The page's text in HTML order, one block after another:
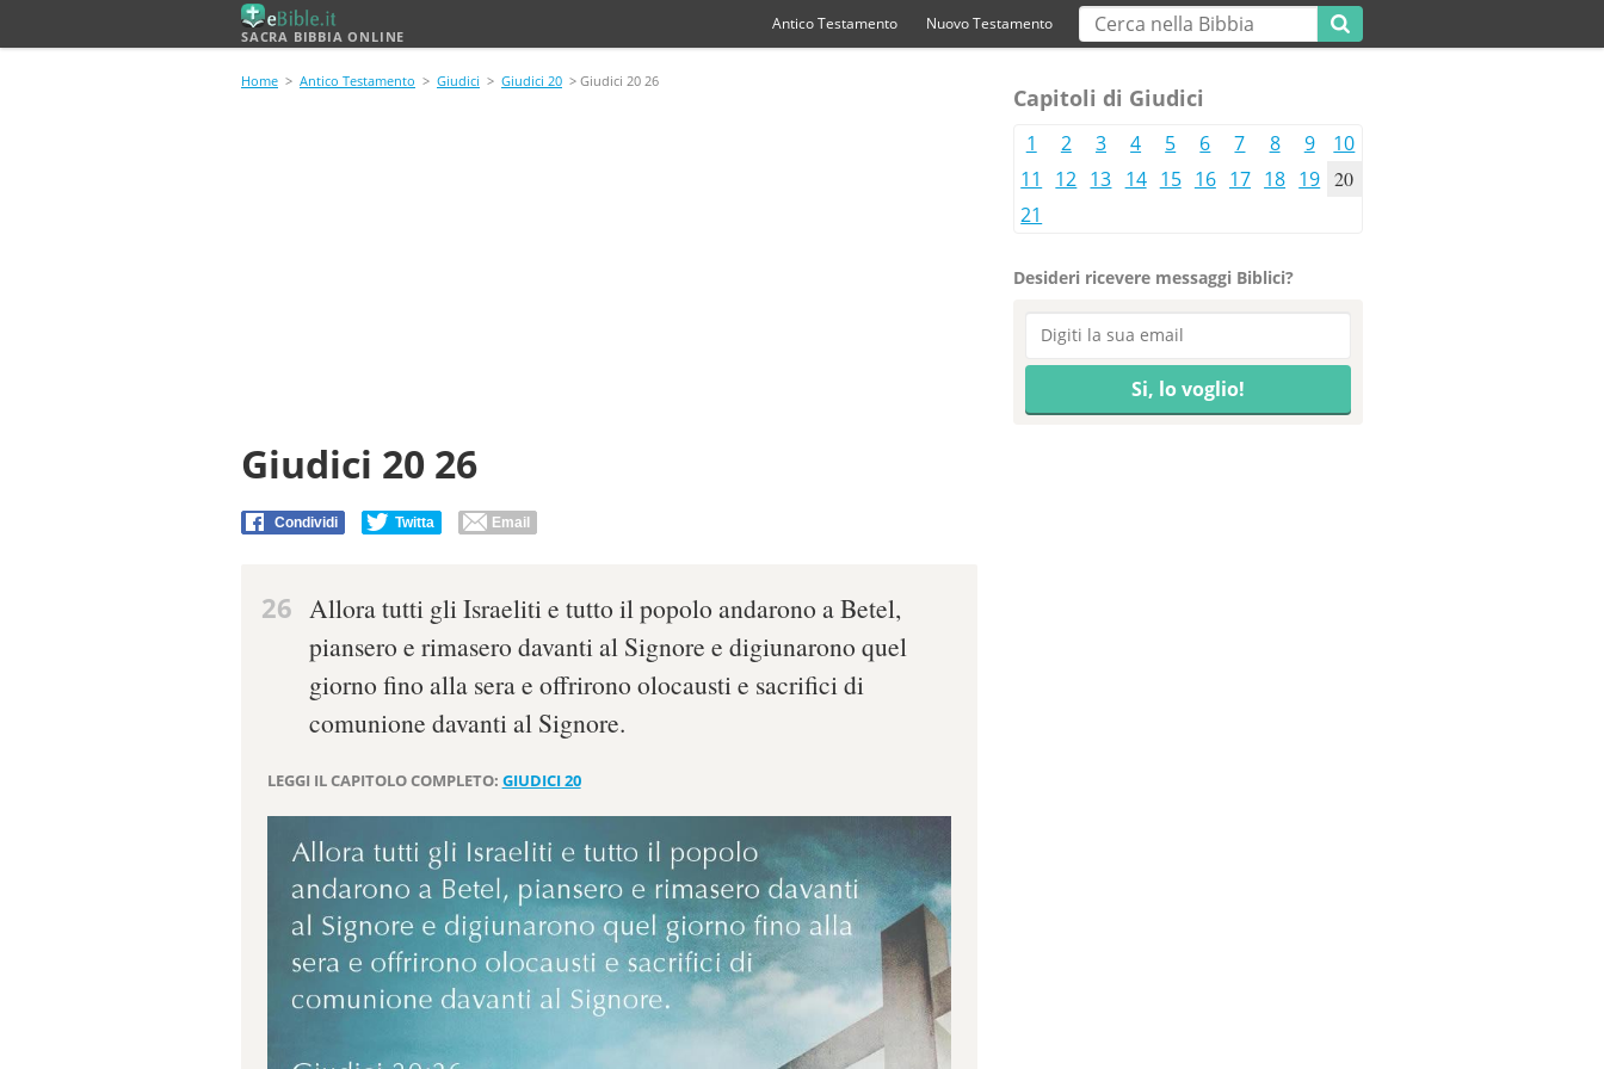
SACRA BIBBIA ONLINE
Antico Testamento Nuovo Testamento
Home > Antico Testamento > Giudici > Giudici 20 > Giudici 20 26
Giudici 20 26
Condividi Twitta Email
26 Allora tutti gli Israeliti e tutto il popolo andarono a Betel,
piansero e rimasero davanti al Signore e digiunarono quel
giorno fino alla sera e offrirono olocausti e sacrifici di
comunione davanti al Signore.
LEGGI IL CAPITOLO COMPLETO: GIUDICI 20
Capitoli di Giudici
1 2 3 4 5 6 7 8 9
10
11
12 13 14 15 16 17 18 19 20
21
Desideri ricevere messaggi Biblici?